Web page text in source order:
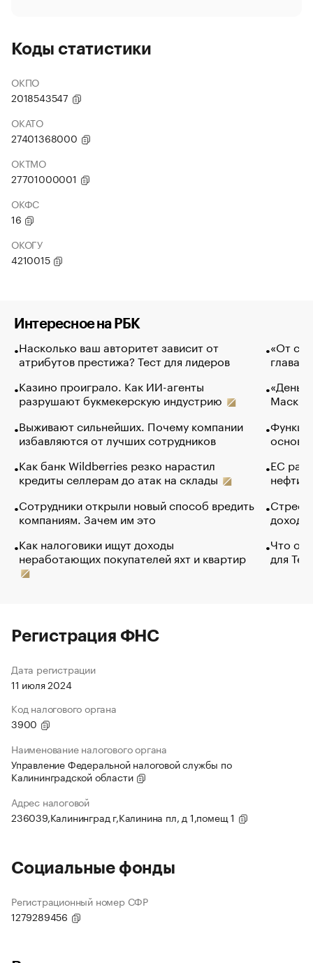
Коды статистики
ОКПО
2018543547
ОКАТО
27401368000
ОКТМО
27701000001
ОКФС
16
ОКОГУ
4210015
Интересное на РБК
Насколько ваш авторитет зависит от
атрибутов престижа? Тест для лидеров
Казино проиграло. Как ИИ-агенты
разрушают букмекерскую индустрию
Выживают сильнейших. Почему компании
избавляются от лучших сотрудников
Как банк Wildberries резко нарастил
кредиты селлерам до атак на склады
Сотрудники открыли новый способ вредить
компаниям. Зачем им это
Как налоговики ищут доходы
неработающих покупателей яхт и квартир
«От
глава
Маск в
основ
ЕС
нефти
Что
для
Регистрация ФНС
Дата регистрации
11 июля 2024
Код налогового органа
3900
Наименование налогового органа
Управление Федеральной налоговой службы по
Калининградской области
Адрес налоговой
236039,Калининград г,Калинина пл, д 1,помещ 1
Социальные фонды
Регистрационный номер СФР
1279289456